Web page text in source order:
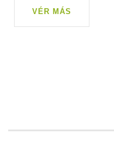
VÉR MÁS